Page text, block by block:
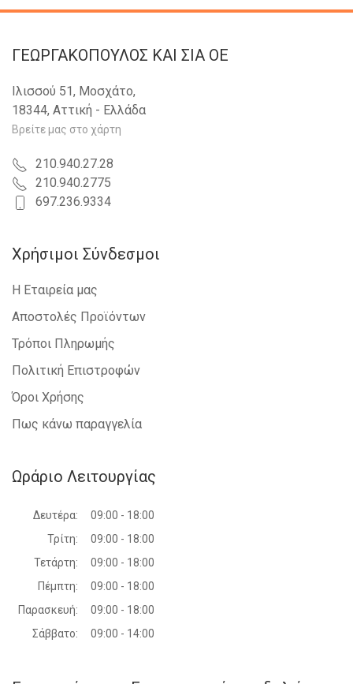
ΓΕΩΡΓΑΚΟΠΟΥΛΟΣ KAI ΣΙΑ OE
Ιλισσού 51, Μοσχάτο,
18344, Αττική - Ελλάδα
Βρείτε μας στο χάρτη
210.940.27.28
210.940.2775
697.236.9334
Χρήσιμοι Σύνδεσμοι
Η Εταιρεία μας
Αποστολές Προϊόντων
Τρόποι Πληρωμής
Πολιτική Επιστροφών
Όροι Χρήσης
Πως κάνω παραγγελία
Ωράριο Λειτουργίας
Δευτέρα:
09:00 - 18:00
Τρίτη:
09:00 - 18:00
Τετάρτη:
09:00 - 18:00
Πέμπτη:
09:00 - 18:00
Παρασκευή:
09:00 - 18:00
Σάββατο:
09:00 - 14:00